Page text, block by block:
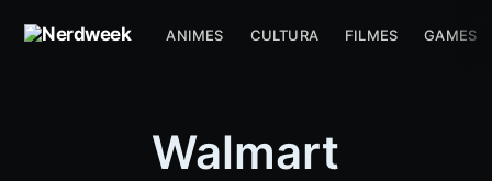
ANIMES CULTURA FILMES GAMES
Walmart